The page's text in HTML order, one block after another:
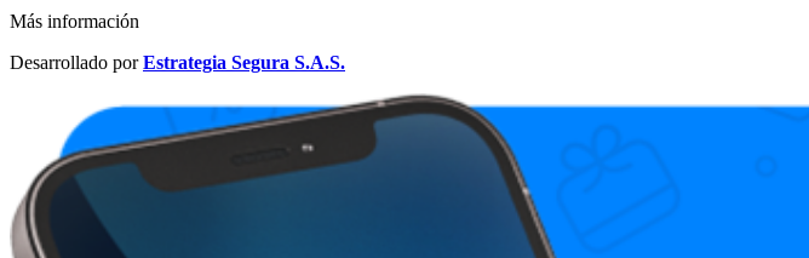
Más información
Desarrollado porEstrategia Segura S.A.S.